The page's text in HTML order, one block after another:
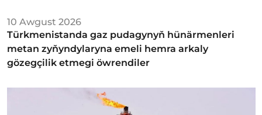
10 Awgust 2026
Türkmenistanda gaz pudagynyň hünärmenleri
metan zyňyndylaryna emeli hemra arkaly
gözegçilik etmegi öwrendiler